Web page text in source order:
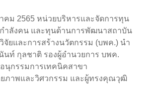
คม 2565 หน่วยบริหารและจัดการทุน
ำลังคน และทุนด้านการพัฒนาสถาบัน
จัยและการสร้างนวัตกรรม (บพค.) นำ
นท์ กุลชาติ รองผู้อำนวยการ บพค.
นุกรรมการเทคนิคสาขา
ภาพและวิศวกรรม และผู้ทรงคุณวุฒิ